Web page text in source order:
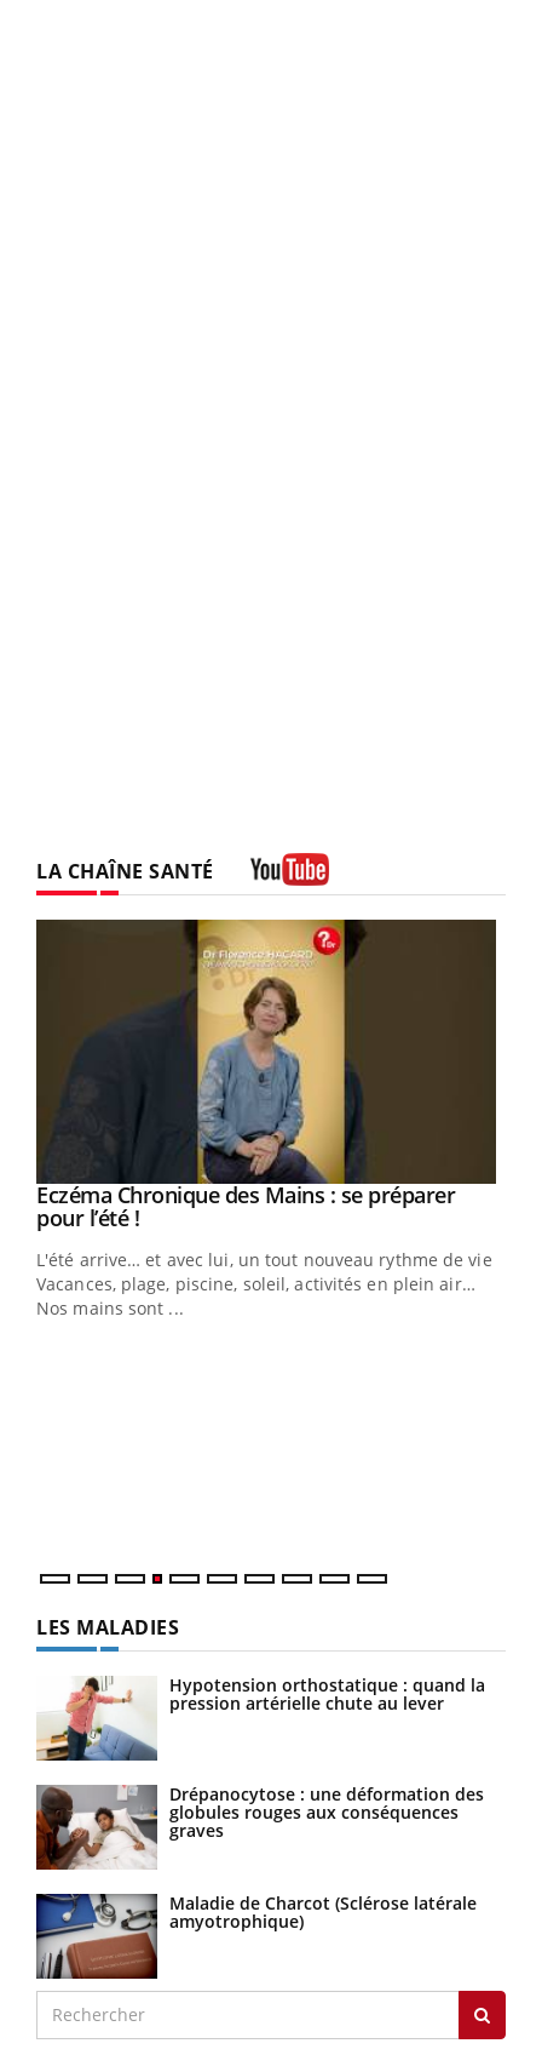
LA CHAÎNE SANTÉ
Youtube
Eczéma Chronique des Mains : se préparer
pour l’été !Youtube
L'été arrive… et avec lui, un tout nouveau rythme de vie !
Vacances, plage, piscine, soleil, activités en plein air…
Nos mains sont ...
LES MALADIES
Hypotension orthostatique : quand la
pression artérielle chute au lever
Drépanocytose : une déformation des
globules rouges aux conséquences
graves
Maladie de Charcot (Sclérose latérale
amyotrophique)